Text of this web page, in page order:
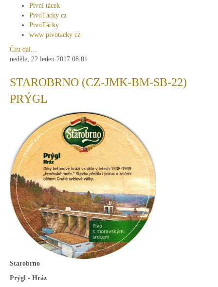
Pivní tácek
PivoTácky cz
PivoTácky
www pivotacky cz
Číst dál...
neděle, 22 leden 2017 08:01
STAROBRNO (CZ-JMK-BM-SB-22)
PRÝGL
Starobrno
Prýgl - Hráz